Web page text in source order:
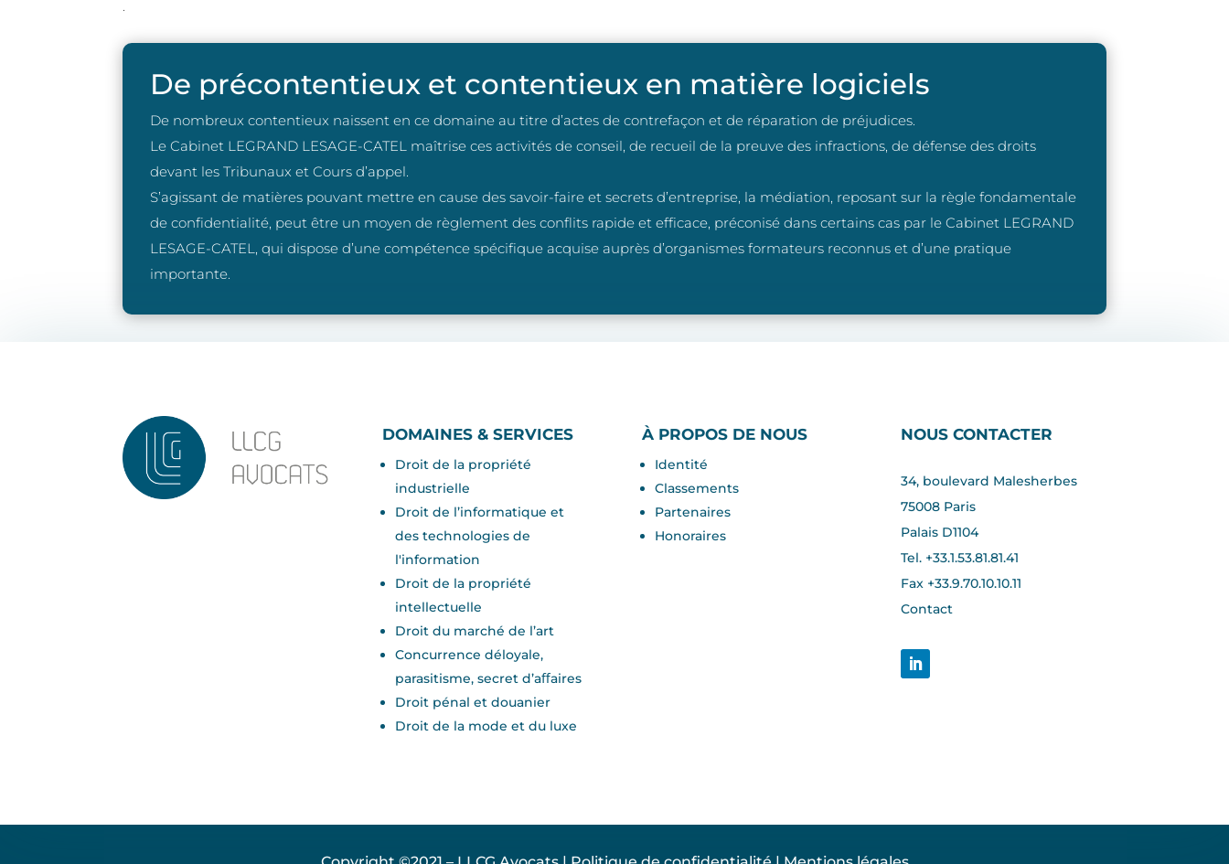
De précontentieux et contentieux en matière logiciels
De nombreux contentieux naissent en ce domaine au titre d’actes de contrefaçon et de réparation de préjudices.
Le Cabinet LEGRAND LESAGE-CATEL maîtrise ces activités de conseil, de recueil de la preuve des infractions, de défense des droits
devant les Tribunaux et Cours d’appel.
S’agissant de matières pouvant mettre en cause des savoir-faire et secrets d’entreprise, la médiation, reposant sur la règle fondamentale
de confidentialité, peut être un moyen de règlement des conflits rapide et efficace, préconisé dans certains cas par le Cabinet LEGRAND
LESAGE-CATEL, qui dispose d’une compétence spécifique acquise auprès d’organismes formateurs reconnus et d’une pratique
importante.
DOMAINES & SERVICES
Droit de la propriété
industrielle
Droit de l’informatique et
des technologies de
l'information
Droit de la propriété
intellectuelle
Droit du marché de l’art
Concurrence déloyale,
parasitisme, secret d’aﬀaires
Droit pénal et douanier
Droit de la mode et du luxe
À PROPOS DE NOUS
Identité
Classements
Partenaires
Honoraires
NOUS CONTACTER
34, boulevard Malesherbes
75008 Paris
Palais D1104
Tel. +33.1.53.81.81.41
Fax +33.9.70.10.10.11
Contact